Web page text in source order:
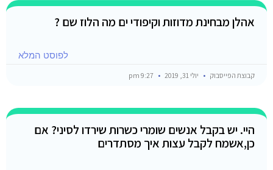
אהלן מבחינת מדוזות וקיפודי ים מה הלוז שם ?
לפוסט המלא
קבוצת הפייסבוק יולי 31, 2019
היי. יש בקבל אנשים שומרי כשרות שירדו לסיני? אם
כן,אשמח לקבל עצות איך מסתדרים